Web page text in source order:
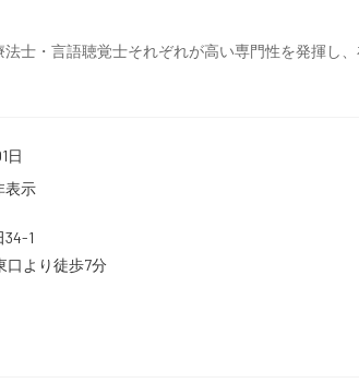
士・言語聴覚士それぞれが高い専門性を発揮し
日
表示
34-1
口より徒歩7分